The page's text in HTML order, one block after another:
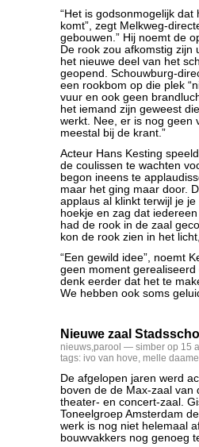
“Het is godsonmogelijk
komt”, zegt Melkweg-
gebouwen.” Hij noemt de
De rook zou afkomstig
het nieuwe deel van het
geopend. Schouwburg-
een rookbom op die plek
vuur en ook geen
het iemand zijn geweest
werkt. Nee, er is nog geen
meestal bij de krant.”
Acteur Hans Kesting
de coulissen te wachten
begon ineens te
maar het ging maar door.
applaus al klinkt terwijl je
hoekje en zag dat
had de rook in de zaal
kon de rook zien in het
“Een gewild idee”, noemt
geen moment
denk eerder dat het te
We hebben ook soms
Nieuwe zaal
nieuws,parool — simber op 15
tags: ivo van hove, melle
De afgelopen jaren werd
boven de de Max-zaal
theater- en concert-zaal.
Toneelgroep Amsterdam
werk is nog niet helemaal
bouwvakkers nog genoeg